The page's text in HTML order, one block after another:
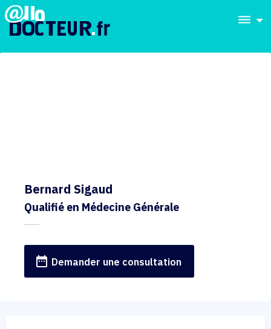
dehaze
Bernard Sigaud
Qualifié en Médecine Générale
date_range Demander une consultation